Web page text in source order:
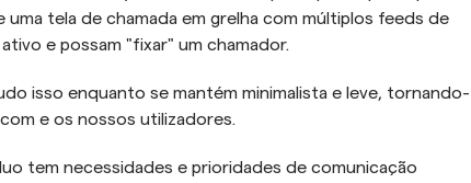
uma tela de chamada em grelha com múltiplos feeds de
e possam "fixar" um chamador.
isso enquanto se mantém minimalista e leve, tornando-
e os nossos utilizadores.
tem necessidades e prioridades de comunicação